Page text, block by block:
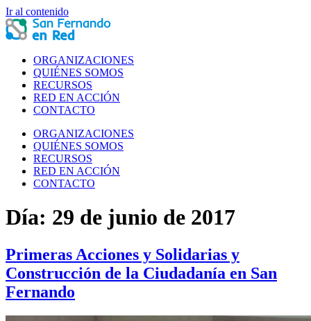
Ir al contenido
ORGANIZACIONES
QUIÉNES SOMOS
RECURSOS
RED EN ACCIÓN
CONTACTO
ORGANIZACIONES
QUIÉNES SOMOS
RECURSOS
RED EN ACCIÓN
CONTACTO
Día: 29 de junio de 2017
Primeras Acciones y Solidarias y
Construcción de la Ciudadanía en San
Fernando